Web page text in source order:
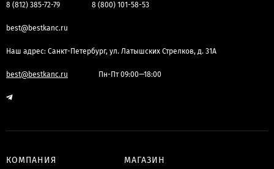
8 (812) 385-72-79 8 (800) 101-58-53
best@bestkanc.ru
Наш адрес: Санкт-Петербург, ул. Латышских Стрелков, д. 31А
best@bestkanc.ru Пн-Пт 09:00—18:00
КОМПАНИЯ МАГАЗИН